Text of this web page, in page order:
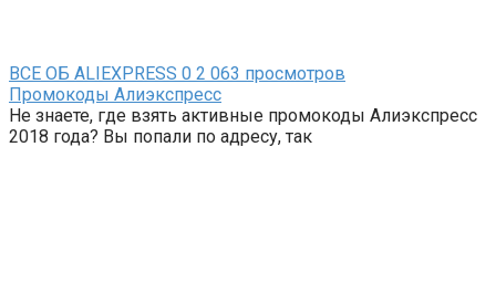
ВСЕ ОБ ALIEXPRESS 0 2 063 просмотров
Промокоды Алиэкспресс
Не знаете, где взять активные промокоды Алиэкспресс
2018 года? Вы попали по адресу, так